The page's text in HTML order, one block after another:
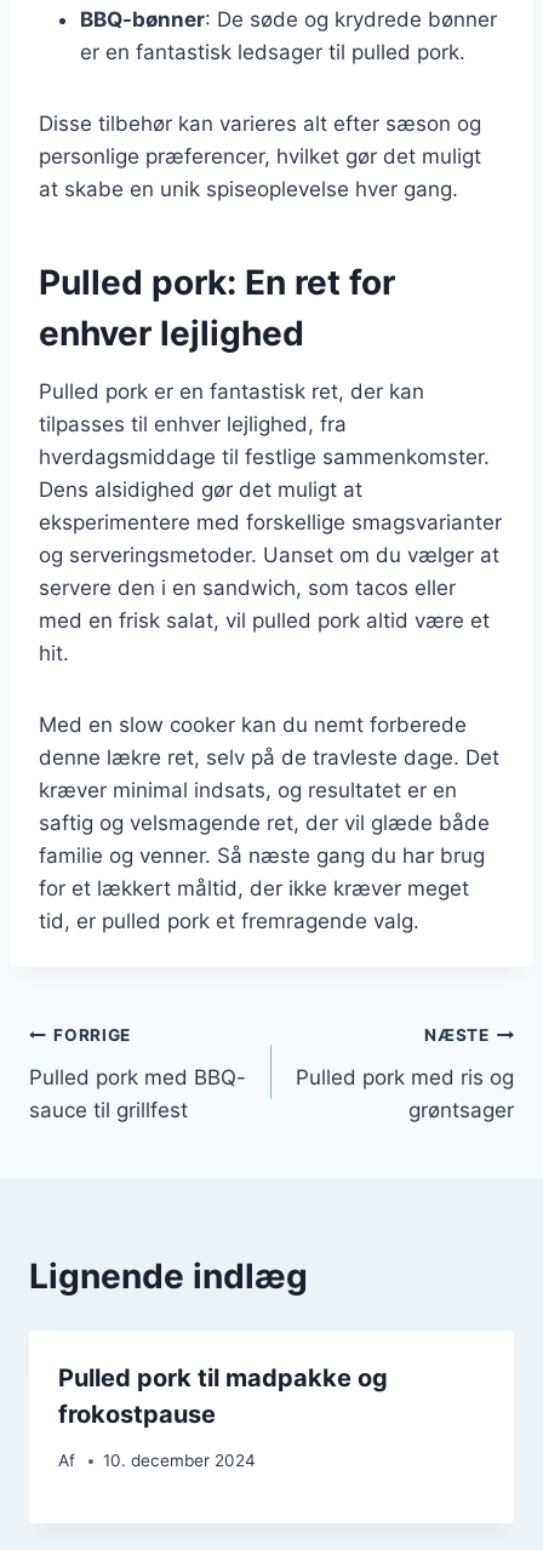
BBQ-bønner: De søde og krydrede bønner
er en fantastisk ledsager til pulled pork.
Disse tilbehør kan varieres alt efter sæson og
personlige præferencer, hvilket gør det muligt
at skabe en unik spiseoplevelse hver gang.
Pulled pork: En ret for
enhver lejlighed
Pulled pork er en fantastisk ret, der kan
tilpasses til enhver lejlighed, fra
hverdagsmiddage til festlige sammenkomster.
Dens alsidighed gør det muligt at
eksperimentere med forskellige smagsvarianter
og serveringsmetoder. Uanset om du vælger at
servere den i en sandwich, som tacos eller
med en frisk salat, vil pulled pork altid være et
hit.
Med en slow cooker kan du nemt forberede
denne lækre ret, selv på de travleste dage. Det
kræver minimal indsats, og resultatet er en
saftig og velsmagende ret, der vil glæde både
familie og venner. Så næste gang du har brug
for et lækkert måltid, der ikke kræver meget
tid, er pulled pork et fremragende valg.
Indlægsnavigation
FORRIGE
Pulled pork med BBQ-
sauce til grillfest
NÆSTE
Pulled pork med ris og
grøntsager
Lignende indlæg
Pulled pork til madpakke og
frokostpause
Af 10. december 2024